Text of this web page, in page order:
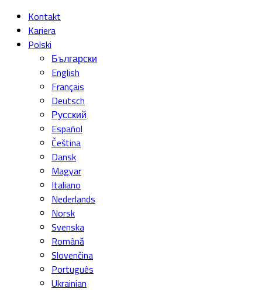
Kontakt
Kariera
Polski
Български
English
Français
Deutsch
Русский
Español
Čeština
Dansk
Magyar
Italiano
Nederlands
Norsk
Svenska
Română
Slovenčina
Português
Ukrainian